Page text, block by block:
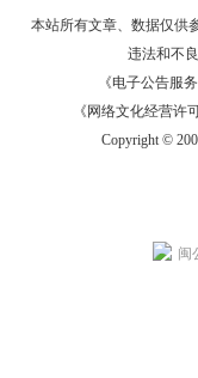
本站所有文章、数据仅供
违法和不
《电子公告服务
《网络文化经营许
Copyright ©
闽